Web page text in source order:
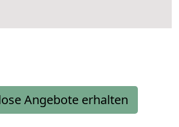
Angebote erhalten